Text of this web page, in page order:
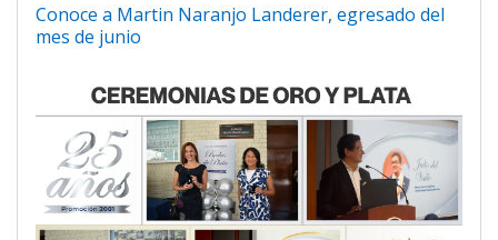
Conoce a Martin Naranjo Landerer, egresado del
mes de junio